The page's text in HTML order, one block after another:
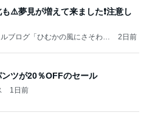
⚠️夢見が増えて来ました❗️注意し
ブログ「ひむかの風にさそわれ
2日前
ツが20％OFFのセール
1日前